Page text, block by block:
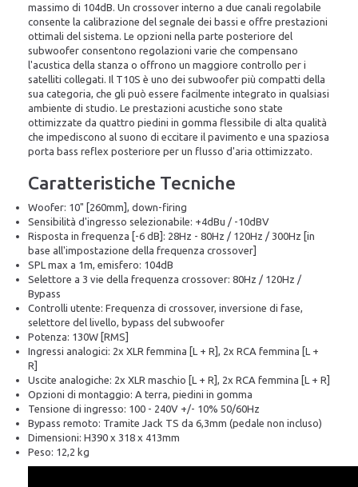
massimo di 104dB. Un crossover interno a due canali regolabile
consente la calibrazione del segnale dei bassi e offre prestazioni
ottimali del sistema. Le opzioni nella parte posteriore del
subwoofer consentono regolazioni varie che compensano
l'acustica della stanza o offrono un maggiore controllo per i
satelliti collegati. Il T10S è uno dei subwoofer più compatti della
sua categoria, che gli può essere facilmente integrato in qualsiasi
ambiente di studio. Le prestazioni acustiche sono state
ottimizzate da quattro piedini in gomma flessibile di alta qualità
che impediscono al suono di eccitare il pavimento e una spaziosa
porta bass reflex posteriore per un flusso d'aria ottimizzato.
Caratteristiche Tecniche
Woofer: 10" [260mm], down-firing
Sensibilità d'ingresso selezionabile: +4dBu / -10dBV
Risposta in frequenza [-6 dB]: 28Hz - 80Hz / 120Hz / 300Hz [in
base all'impostazione della frequenza crossover]
SPL max a 1m, emisfero: 104dB
Selettore a 3 vie della frequenza crossover: 80Hz / 120Hz /
Bypass
Controlli utente: Frequenza di crossover, inversione di fase,
selettore del livello, bypass del subwoofer
Potenza: 130W [RMS]
Ingressi analogici: 2x XLR femmina [L + R], 2x RCA femmina [L +
R]
Uscite analogiche: 2x XLR maschio [L + R], 2x RCA femmina [L + R]
Opzioni di montaggio: A terra, piedini in gomma
Tensione di ingresso: 100 - 240V +/- 10% 50/60Hz
Bypass remoto: Tramite Jack TS da 6,3mm (pedale non incluso)
Dimensioni: H390 x 318 x 413mm
Peso: 12,2 kg